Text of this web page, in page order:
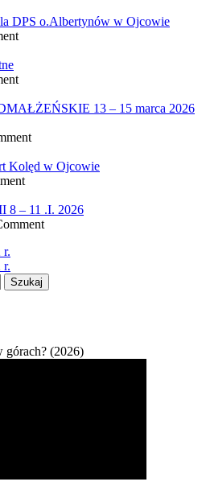
DPS o.Albertynów w Ojcowie
13 – 15 marca 2026
Kolęd w Ojcowie
8 – 11 .I. 2026
r.
r.
górach? (2026)